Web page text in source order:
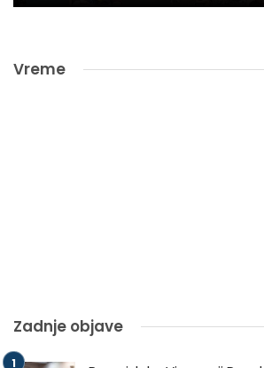
Vreme
Zadnje objave